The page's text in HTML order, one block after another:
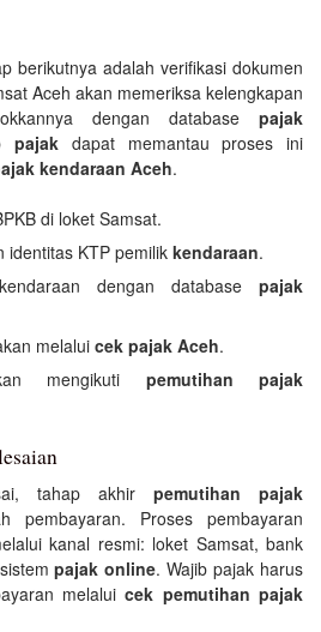
berikutnya adalah verifikasi dokumen
Aceh akan memeriksa kelengkapan
dengan database pajak
pajak dapat memantau proses ini
kendaraan Aceh.
di loket Samsat.
identitas KTP pemilik kendaraan.
dengan database pajak
melalui cek pajak Aceh.
mengikuti pemutihan pajak
tahap akhir pemutihan pajak
pembayaran. Proses pembayaran
kanal resmi: loket Samsat, bank
pajak online. Wajib pajak harus
melaluicek pemutihan pajak